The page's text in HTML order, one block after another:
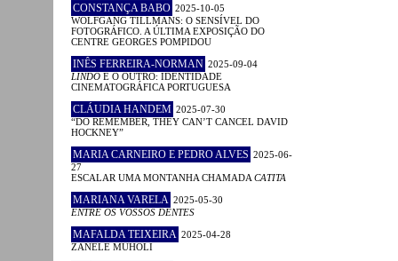
CONSTANÇA BABO 2025-10-05
WOLFGANG TILLMANS: O SENSÍVEL DO
FOTOGRÁFICO. A ÚLTIMA EXPOSIÇÃO DO
CENTRE GEORGES POMPIDOU
INÊS FERREIRA-NORMAN 2025-09-04
LINDO E O OUTRO: IDENTIDADE
CINEMATOGRÁFICA PORTUGUESA
CLÁUDIA HANDEM 2025-07-30
“DO REMEMBER, THEY CAN’T CANCEL DAVID
HOCKNEY”
MARIA CARNEIRO E PEDRO ALVES 2025-06-
27
ESCALAR UMA MONTANHA CHAMADA CATITA
MARIANA VARELA 2025-05-30
ENTRE OS VOSSOS DENTES
MAFALDA TEIXEIRA 2025-04-28
ZANELE MUHOLI